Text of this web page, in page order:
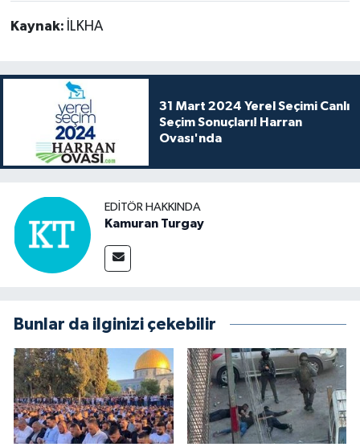
Kaynak: İLKHA
31 Mart 2024 Yerel Seçimi Canlı
Seçim Sonuçları! Harran
Ovası'nda
EDITÖR HAKKINDA
Kamuran Turgay
Bunlar da ilginizi çekebilir